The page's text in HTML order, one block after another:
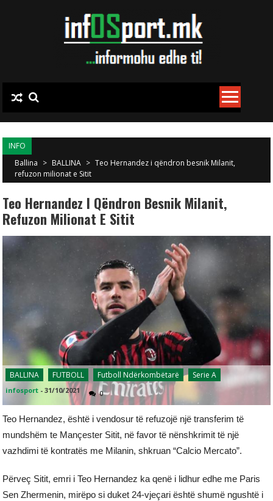
INFO
Ballina > BALLINA > Teo Hernandez i qëndron besnik Milanit,
refuzon milionat e Sitit
Teo Hernandez I Qëndron Besnik Milanit,
Refuzon Milionat E Sitit
BALLINA FUTBOLL Futboll Ndërkombëtarë Serie A
infosport -31/10/2021 0
Teo Hernandez, është i vendosur të refuzojë një transferim të
mundshëm te Mançester Sitit, në favor të nënshkrimit të një
vazhdimi të kontratës me Milanin, shkruan “Calcio Mercato”.
Përveç Sitit, emri i Teo Hernandez ka qenë i lidhur edhe me Paris
Sen Zhermenin, mirëpo si duket 24-vjeçari është shumë ngushtë i